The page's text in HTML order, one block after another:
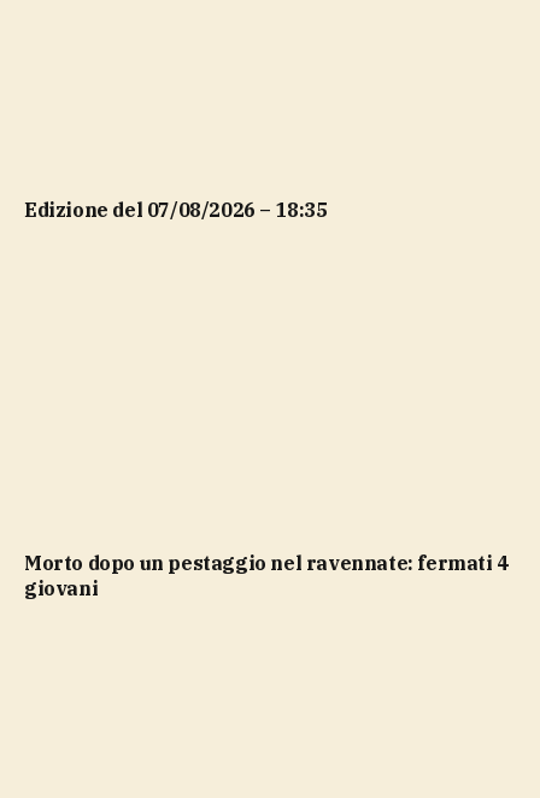
Edizione del 07/08/2026 – 18:35
Morto dopo un pestaggio nel ravennate: fermati 4
giovani